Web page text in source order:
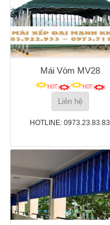
Mái Vòm MV28
Liên hệ
HOTLINE: 0973.23.83.83